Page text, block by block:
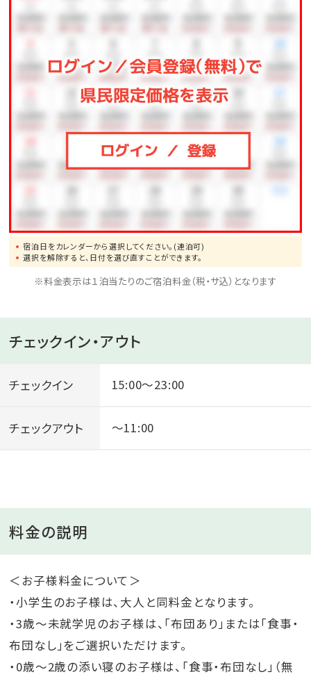
宿泊日をカレンダーから選択してください。(連泊可)
選択を解除すると、日付を選び直すことができます。
※料金表示は１泊当たりのご宿泊料金（税・サ込）となります
チェックイン・アウト
チェックイン 15:00～23:00
チェックアウト ～11:00
料金の説明
＜お子様料金について＞
・小学生のお子様は、大人と同料金となります。
・3歳～未就学児のお子様は、「布団あり」または「食事・
布団なし」をご選択いただけます。
・0歳～2歳の添い寝のお子様は、「食事・布団なし」（無